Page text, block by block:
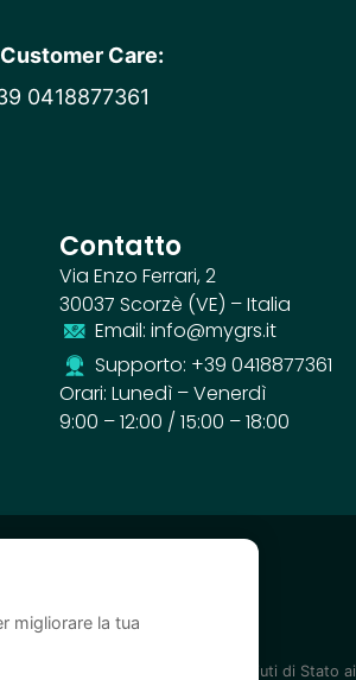
migliorare la tua
Customer Care:
0418877361
Contatto
Via Enzo Ferrari, 2
30037 Scorzè (VE) – Italia
Email: info@mygrs.it
Supporto: +39 0418877361
Orari: Lunedì – Venerdì
9:00 – 12:00 / 15:00 – 18:00
nel Registro nazionale degli aiuti di Stato ai